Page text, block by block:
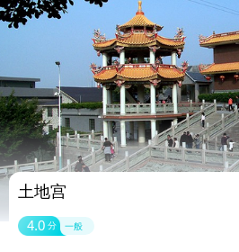
土地宫
4.0 分 一般
